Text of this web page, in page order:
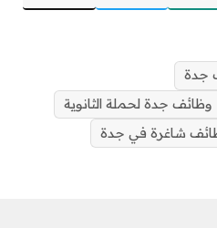
جدة
وظائف جدة لحملة الثانوية
شاغرة في جدة